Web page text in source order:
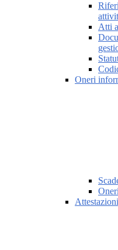
Atti
Oneri